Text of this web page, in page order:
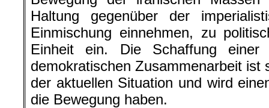
Haltung gegenüber der
Einmischung einnehmen, zu
Einheit ein. Die Schaffung einer
demokratischen Zusammenarbeit ist
der aktuellen Situation und wird
die Bewegung haben.